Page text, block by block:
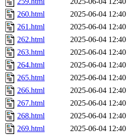
260.html
2025-06-04 12:40
261.html
2025-06-04 12:40
262.html
2025-06-04 12:40
263.html
2025-06-04 12:40
264.html
2025-06-04 12:40
265.html
2025-06-04 12:40
266.html
2025-06-04 12:40
267.html
2025-06-04 12:40
268.html
2025-06-04 12:40
269.html
2025-06-04 12:40